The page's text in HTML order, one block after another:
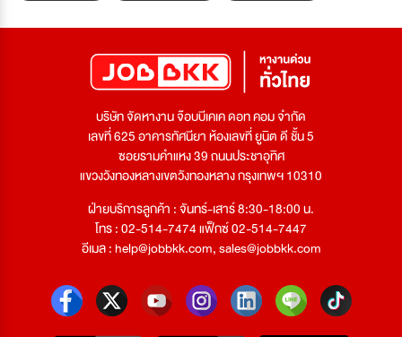
บริษัท จัดหางาน จ๊อบบีเคเค ดอท คอม จำกัด
เลขที่ 625 อาคารทัศนียา ห้องเลขที่ ยูนิต ดี ชั้น 5
ซอยรามคำแหง 39 ถนนประชาอุทิศ
แขวงวังทองหลางเขตวังทองหลาง กรุงเทพฯ 10310
ฝ่ายบริการลูกค้า : จันทร์-เสาร์ 8:30-18:00 น.
โทร : 02-514-7474 แฟ็กซ์ 02-514-7447
อีเมล :help@jobbkk.com,sales@jobbkk.com